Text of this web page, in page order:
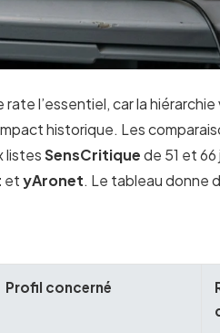
l’essentiel, car la hiérarchie
historique. Les
listesSensCritiquede 51 et 66
etyAronet. Le tableau donne
Profil concerné